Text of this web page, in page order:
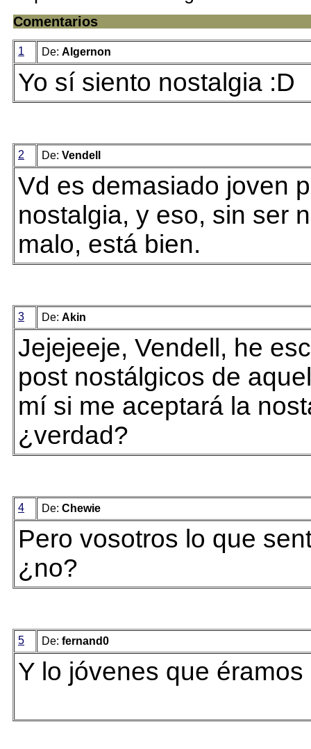
Comentarios
1 De: Algernon
Yo sí siento nostalgia :D
2 De: Vendell
Vd es demasiado joven
nostalgia, y eso, sin ser
malo, está bien.
3 De: Akin
Jejejeeje, Vendell, he
post nostálgicos de
mí si me aceptará la
¿verdad?
4 De: Chewie
Pero vosotros lo que
¿no?
5 De: fernand0
Y lo jóvenes que éramos